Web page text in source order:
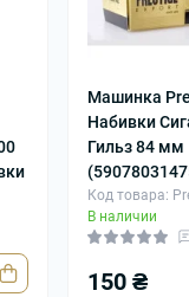
Машинка
Набивки
Гильз 84 мм
Код товара:
В наличии
150 ₴